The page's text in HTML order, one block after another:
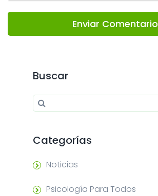
Enviar Comentario
Buscar
Search for:
Categorías
Noticias
Psicología Para Todos